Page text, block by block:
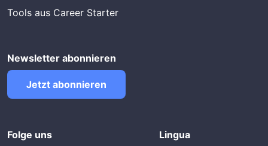
Tools aus Career Starter
Newsletter abonnieren
Jetzt abonnieren
Folge uns Lingua